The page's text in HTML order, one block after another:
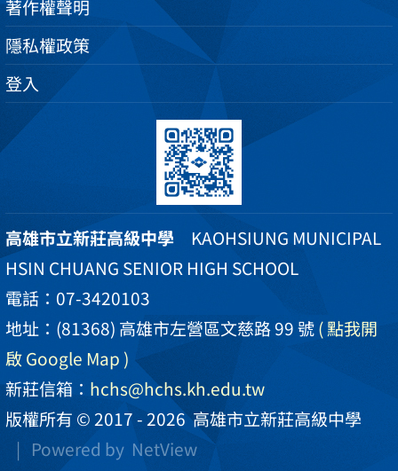
著作權聲明
隱私權政策
登入
高雄市立新莊高級中學 KAOHSIUNG MUNICIPAL
HSIN CHUANG SENIOR HIGH SCHOOL
電話：07-3420103
地址：(81368) 高雄市左營區文慈路 99 號( 點我開
啟 Google Map )
新莊信箱： hchs@hchs.kh.edu.tw
版權所有 © 2017 - 2026高雄市立新莊高級中學
| Powered by NetView